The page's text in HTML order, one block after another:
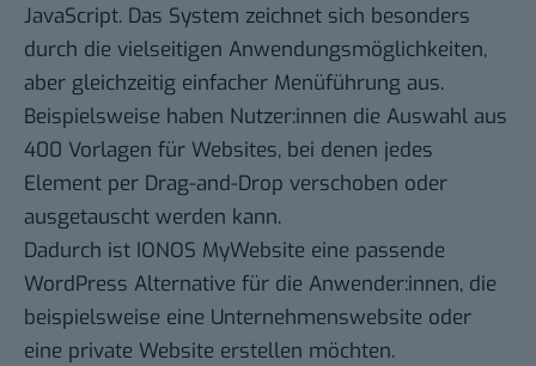
JavaScript. Das System zeichnet sich besonders
durch die vielseitigen Anwendungsmöglichkeiten,
aber gleichzeitig einfacher Menüführung aus.
Beispielsweise haben Nutzer:innen die Auswahl aus
400 Vorlagen für Websites, bei denen jedes
Element per Drag-and-Drop verschoben oder
ausgetauscht werden kann.
Dadurch ist IONOS MyWebsite eine passende
WordPress Alternative für die Anwender:innen, die
beispielsweise eine Unternehmenswebsite oder
eine private Website erstellen möchten.